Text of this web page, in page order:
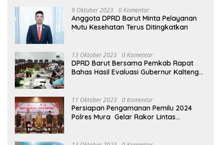
9 Oktober 2023 0 Komentar
Anggota DPRD Barut Minta Pelayanan
Mutu Kesehatan Terus Ditingkatkan
13 Oktober 2023 0 Komentar
DPRD Barut Bersama Pemkab Rapat
Bahas Hasil Evaluasi Gubernur Kalteng
11 Oktober 2023 0 Komentar
Persiapan Pengamanan Pemilu 2024
Polres Mura Gelar Rakor Lintas